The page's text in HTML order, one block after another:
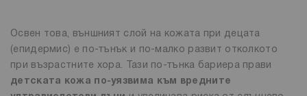
Освен това, външният слой на кожата при децата
(епидермис) е по-тънък и по-малко развит отколкото
при възрастните хора. Тази по-тънка бариера прави
детската кожа по-уязвима към вредните